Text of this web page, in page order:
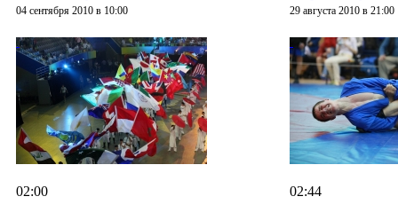
04 сентября 2010 в 10:00 29 августа 2010 в 21:00
02:00 02:44